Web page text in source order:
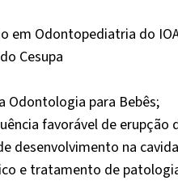
em Odontopediatria do
Cesupa
para Bebês;
favorável de erupção
desenvolvimento na
e tratamento de